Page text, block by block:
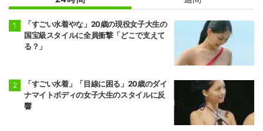
「すごい水着やな」20歳の現役女子大生の
国宝級スタイルに全員衝撃「どこで支えて
る？」
「すごい水着」「目線に困る」20歳のダイ
ナマイトボディの女子大生のスタイルに反
響